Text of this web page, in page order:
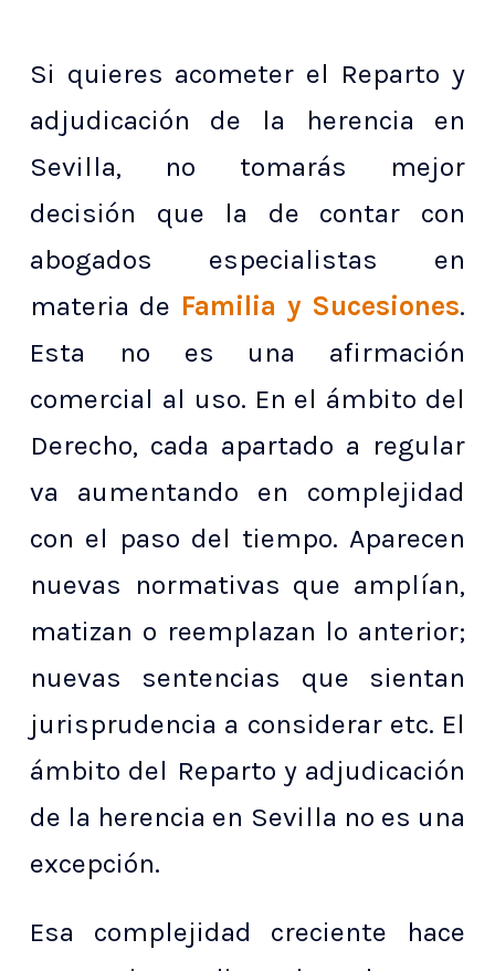
Si quieres acometer el Reparto y
adjudicación de la herencia en
Sevilla, no tomarás mejor
decisión que la de contar con
abogados especialistas en
materia de Familia y Sucesiones.
Esta no es una afirmación
comercial al uso. En el ámbito del
Derecho, cada apartado a regular
va aumentando en complejidad
con el paso del tiempo. Aparecen
nuevas normativas que amplían,
matizan o reemplazan lo anterior;
nuevas sentencias que sientan
jurisprudencia a considerar etc. El
ámbito del Reparto y adjudicación
de la herencia en Sevilla no es una
excepción.
Esa complejidad creciente hace